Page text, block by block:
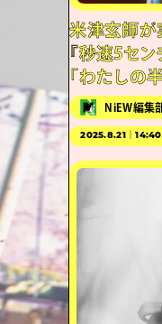
米津玄師が
『秒速5セン
「わたしの
NiEW編集
2025.8.21｜14:40